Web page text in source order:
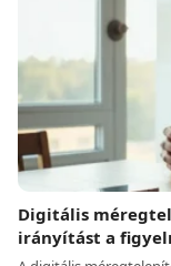
Digitális
irányítást a